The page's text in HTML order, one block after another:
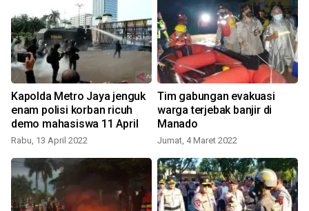
Kapolda Metro Jaya jenguk
enam polisi korban ricuh
demo mahasiswa 11 April
Rabu, 13 April 2022
Tim gabungan evakuasi
warga terjebak banjir di
Manado
Jumat, 4 Maret 2022